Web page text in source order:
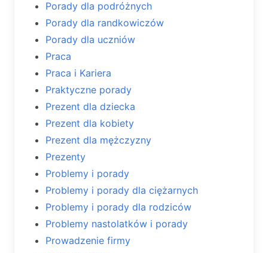
Porady dla podróżnych
Porady dla randkowiczów
Porady dla uczniów
Praca
Praca i Kariera
Praktyczne porady
Prezent dla dziecka
Prezent dla kobiety
Prezent dla mężczyzny
Prezenty
Problemy i porady
Problemy i porady dla ciężarnych
Problemy i porady dla rodziców
Problemy nastolatków i porady
Prowadzenie firmy